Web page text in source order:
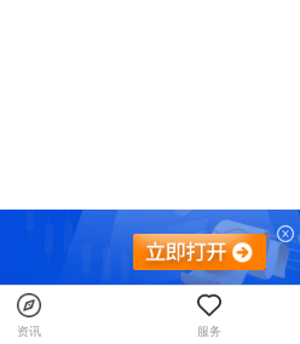
资讯 服务